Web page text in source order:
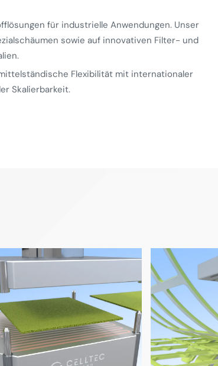
für industrielle Anwendungen. Unser
sowie auf innovativen Filter- und
Flexibilität mit internationaler
Skalierbarkeit.